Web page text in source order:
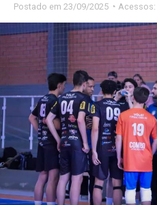
Postado em 23/09/2025 ◔ Acessos: